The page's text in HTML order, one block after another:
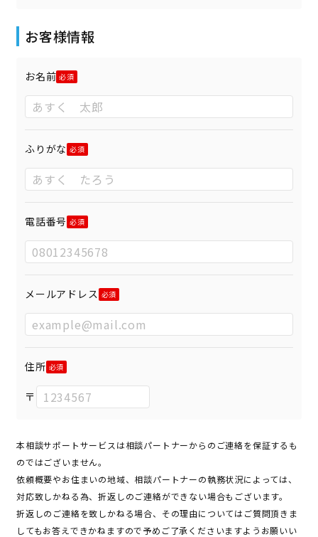
お客様情報
お名前
ふりがな
電話番号
メールアドレス
住所
〒
本相談サポートサービスは相談パートナーからのご連絡を保証するも
のではございません。
依頼概要やお住まいの地域、相談パートナーの執務状況によっては、
対応致しかねる為、折返しのご連絡ができない場合もございます。
折返しのご連絡を致しかねる場合、その理由についてはご質問頂きま
してもお答えできかねますので予めご了承くださいますようお願いい